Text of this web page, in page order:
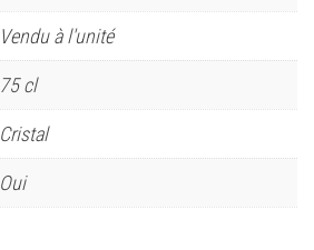
Vendu à l'unité
75 cl
Cristal
Oui